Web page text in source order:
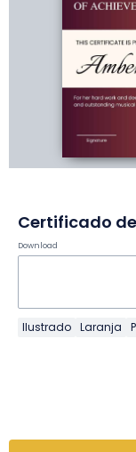
Certificado
Download
Ilustrado Laranja